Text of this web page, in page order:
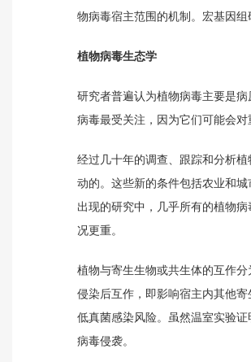
物病毒宿主范围的机制。宏基因
植物病毒生态学
研究者普遍认为植物病毒主要是
病毒最受关注，因为它们可能会
经过几十年的调查、跟踪和分析
动的。这些新的条件包括农业和
出现的研究中，几乎所有的植物
况更重。
植物与寄生生物或共生体的互作
侵染后互作，即影响宿主内其他
低真菌感染风险。虽然温室实验
病毒侵袭。